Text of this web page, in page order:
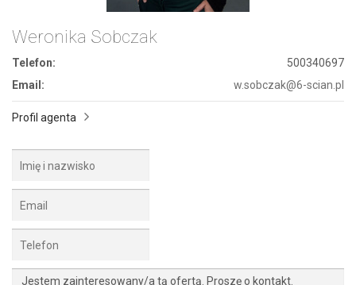
Weronika Sobczak
Telefon:
500340697
Email:
w.sobczak@6-scian.pl
Profil agenta